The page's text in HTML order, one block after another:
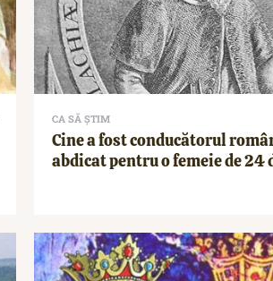
CA SĂ ȘTIM
Cine a fost conducătorul
abdicat pentru o femeie de 24